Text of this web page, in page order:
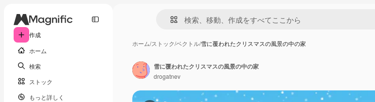
作成
ホーム
検索
ストック
もっと詳しく
ホーム/ストック/ベクトル/雪に覆われたクリスマスの風景の中の家
雪に覆われたクリスマスの風景の中の家
drogatnev